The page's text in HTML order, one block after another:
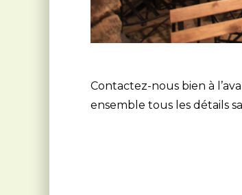
Contactez-nous bien à
ensemble tous les détails